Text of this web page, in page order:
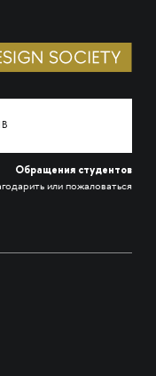
Обращения студентов
или пожаловаться